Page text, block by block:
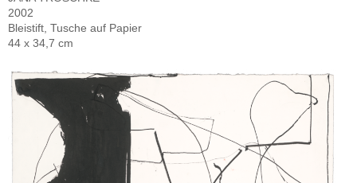
2002
Bleistift, Tusche auf Papier
44 x 34,7 cm